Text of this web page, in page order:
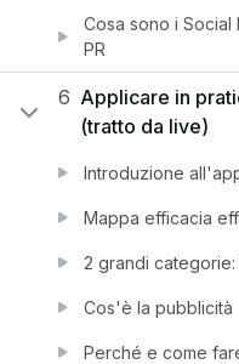
Cosa sono i
PR
6 Applicare in
(tratto da live)
Introduzione
Mappa efficacia
2 grandi categorie:
Cos'è la pubblicità
Perché e come